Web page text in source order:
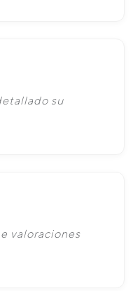
su
valoraciones